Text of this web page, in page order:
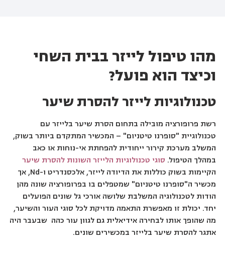
מהו טיפול לייזר בבית השחי
וכיצד הוא פועל?
טכנולוגיות לייזר להסרת שיער
רשת פרופורציה מובילה בתחום הסרת שיער בלייזר עם
טכנולוגיית "סופרנו טיטניום" – המכשיר המתקדם ביותר בשוק,
המשלב מערכת קירור ייחודית להפחתת אי-נוחות או כאב
במהלך הטיפול. סוגי טכנולוגיות הלייזר השונות להסרת שיער
הקיימות בשוק כוללות את הדיודה לייזר, אלכסנדריט ו-Nd, אך
מכשיר ה"סופרנו טיטניום" שמטפלים בו בפרופורציה שונה מהן
הודות לטכנולוגיה המשלבת שלושה אורכי גל שונים הפועלים
יחד. יכולת זו מאפשרת התאמה מדויקת לכל סוגי העור והשיער,
מה שהופך אותו לבחירה אידיאלית גם לגוון עור כהה שבעבר היה
אתגר להסרת שיער בלייזר במכשירים שונים.